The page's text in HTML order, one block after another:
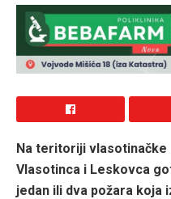
Na teritoriji
Vlasotinca i Leskovca
jedan ili dva požara koja